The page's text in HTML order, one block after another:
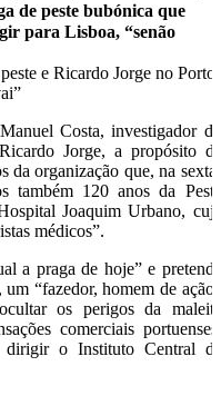
de peste bubónica que
para Lisboa, “senão
Costa, investigador do
Jorge, a propósito da
da organização que, na sexta-
também 120 anos da Peste
Joaquim Urbano, cuja
médicos”.
a praga de hoje” e pretende
“fazedor, homem de ação”
os perigos da maleita
comerciais portuenses,
dirigir o Instituto Central de